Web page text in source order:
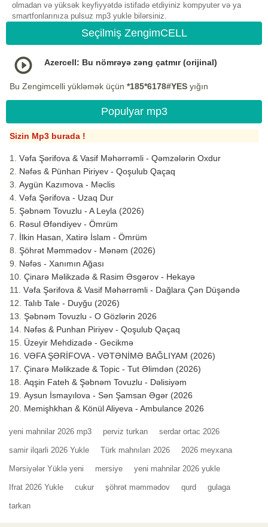
olmadan və yüksək keyfiyyətdə istifadə etdiyiniz kompyuter və ya
smartfonlarınıza pulsuz mp3 yukle bilərsiniz.
Seçilmiş ZengimCELL
Azercell: Bu nömrəyə zəng çatmır (orijinal)
Bu Zengimcelli yükləmək üçün *185*6178#YES yığın
Populyar mp3
Sizin Mp3 burada !
Vəfa Şərifova & Vasif Məhərrəmli - Qəmzələrin Oxdur
Nəfəs & Pünhan Piriyev - Qoşulub Qaçaq
Aygün Kazımova - Məclis
Vəfa Şərifova - Uzaq Dur
Şəbnəm Tovuzlu - A Leyla (2026)
Rəsul Əfəndiyev - Ömrüm
İlkin Hasan, Xatirə İslam - Ömrüm
Şöhrət Məmmədov - Mənəm (2026)
Nəfəs - Xanımın Ağası
Çinarə Məlikzadə & Rasim Əsgərov - Hekayə
Vəfa Şərifova & Vasif Məhərrəmli - Dağlara Çən Düşəndə
Talıb Tale - Duyğu (2026)
Şəbnəm Tovuzlu - O Gözlərin 2026
Nəfəs & Punhan Piriyev - Qoşulub Qaçaq
Üzeyir Mehdizadə - Gecikmə
VƏFA ŞƏRİFOVA - VƏTƏNİMƏ BAĞLIYAM (2026)
Çinarə Məlikzade & Topic - Tut Əlimdən (2026)
Aqşin Fateh & Şəbnəm Tovuzlu - Dəlisiyəm
Aysun İsmayılova - Sən Şamsan Əgər (2026
Memişhkhan & Könül Aliyeva - Ambulance 2026
yeni mahnilar 2026 mp3 perviz turkan serdar ortac 2026
samir ilqarli 2026 Yukle Türk mahnıları 2026 2026 meyxana
Mərsiyələr Yüklə yeni mersiye yeni mahnilar 2026 yukle
Ifrat 2026 Yukle cukur şöhrət məmmədov qurd gulaga
tarkan